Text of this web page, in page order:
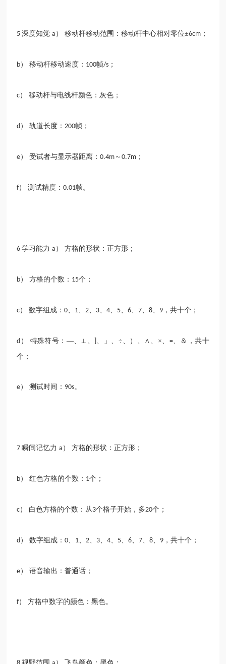
5深度知觉a ） 移动杆移动范围：移动杆中心相对零位±6cm ；
b） 移动杆移动速度： 100帧/s ；
c） 移动杆与电线杆颜色：灰色；
d ） 轨道长度： 200帧；
e） 受试者与显示器距离：0.4m ～0.7m ；
f） 测试精度：0.01帧。
6学习能力a ） 方格的形状：正方形；
b） 方格的个数： 15个；
c） 数字组成：0 1 2 3 、4 5 、6 、7 、8 9 ，共十个；
d ） 特殊符号：—、⊥、 、」、÷、）、∧、×、 =、＆，共十
个；
e） 测试时间： 90s。
7 瞬间记忆力a ） 方格的形状：正方形；
b） 红色方格的个数： 1个；
c） 白色方格的个数：从 3个格子开始，多20个；
d ） 数字组成：0 1 2 3 、4 5 、6 、7 、8 9 ，共十个；
e） 语音输出：普通话；
f） 方格中数字的颜色：黑色。